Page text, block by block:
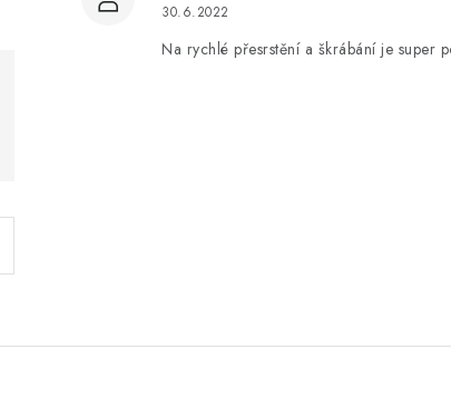
30.6.2022
Na rychlé přesrstění a škrábání je super